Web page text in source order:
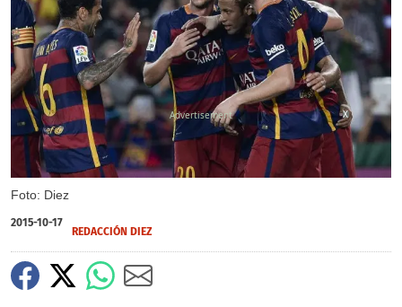
Foto: Diez
X
2015-10-17
REDACCIÓN DIEZ